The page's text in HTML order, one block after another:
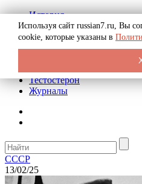
История
Биография
Криминал
Реклама на сайте
Тестостерон
Журналы
СССР
13/02/25
Используя сайт russian7.ru, Вы
cookie, которые указаны в